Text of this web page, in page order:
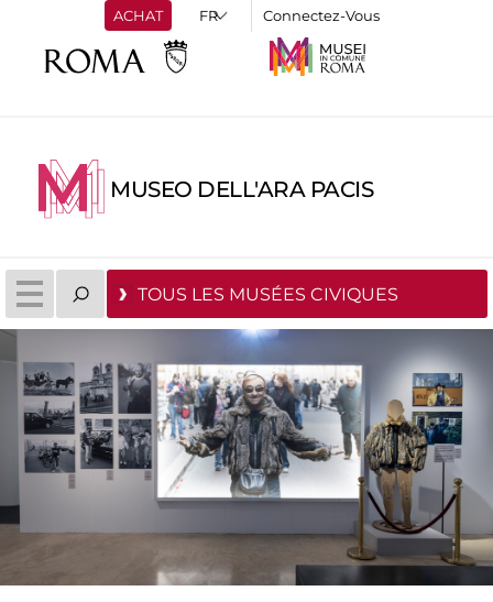
ACHAT Connectez-Vous
MUSEO DELL'ARA PACIS
TOUS LES MUSÉES CIVIQUES